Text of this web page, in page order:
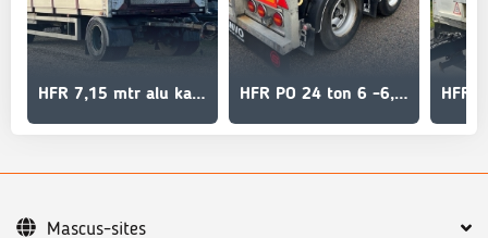
HFR 7,15 mtr alu kasse + læsse rampe HFR PO 24 ton 6 -6,5 mtr. container
Mascus-sites